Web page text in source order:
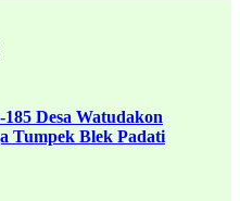
Desa Watudakon
Tumpek Blek Padati